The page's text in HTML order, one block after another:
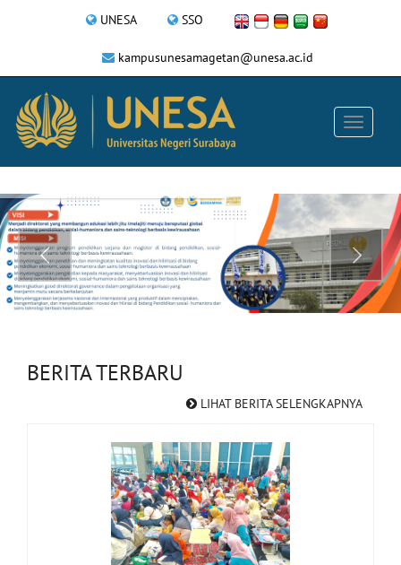
UNESA SSO
kampusunesamagetan@unesa.ac.id
BERITA TERBARU
LIHAT BERITA SELENGKAPNYA